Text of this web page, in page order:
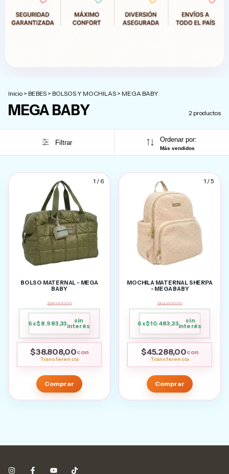
Inicio > BEBES > BOLSOS Y MOCHILAS > MEGA BABY
MEGA BABY 2 productos
Filtrar Ordenar por:
Más vendidos
1 / 6
BOLSO MATERNAL - MEGA
BABY
$56.900,00
6x$8.983,33 sin
interés
$38.808,00con
Comprar
1 /5
MOCHILA MATERNAL SHERPA
- MEGA BABY
$64.900,00
6x$10.483,33 sin
interés
$45.288,00con
Comprar